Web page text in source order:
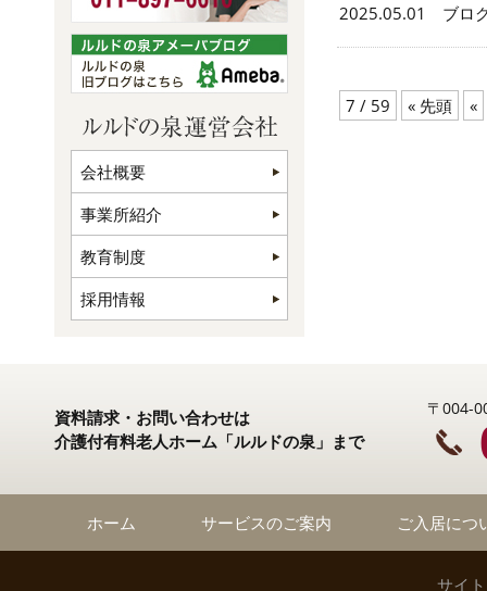
2025.05.01 ブロ
7 / 59 « 先頭 «
会社概要
事業所紹介
教育制度
採用情報
資料請求・お問い合わせは
介護付有料老人ホーム「ルルドの泉」まで
〒004-
ホーム サービスのご案内 ご入居につ
サイ